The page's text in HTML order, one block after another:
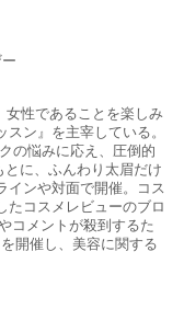
女性であることを楽しみ
ン』を主宰している。
の悩みに応え、圧倒的
に、ふんわり太眉だけ
インや対面で開催。コス
たコスメレビューのブロ
コメントが殺到するた
開催し、美容に関する